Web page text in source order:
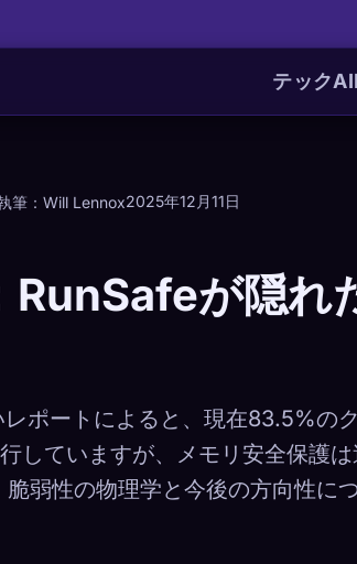
テックAI
筆：Will Lennox2025年12月11日
が隠れ
ポートによると、現在83.5%の
していますが、メモリ安全保護は
弱性の物理学と今後の方向性に